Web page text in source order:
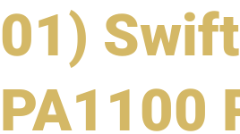
01)
PA1100